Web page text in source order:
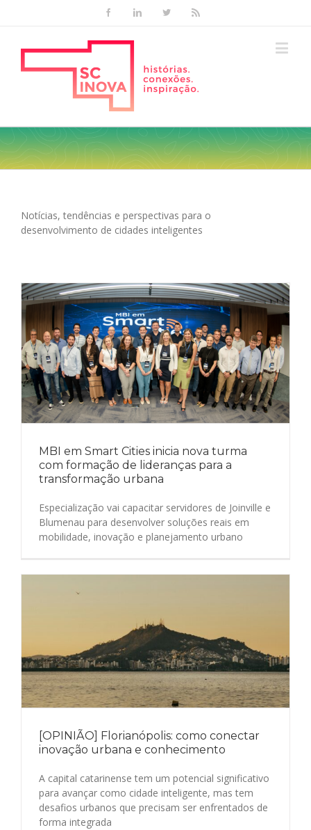
FacebookLinkedinTwitter
Notícias, tendências e perspectivas para o
desenvolvimento de cidades inteligentes
MBI em Smart Cities inicia nova turma
com formação de lideranças para a
transformação urbana
Especialização vai capacitar servidores de Joinville e
Blumenau para desenvolver soluções reais em
mobilidade, inovação e planejamento urbano
[OPINIÃO] Florianópolis: como conectar
inovação urbana e conhecimento
A capital catarinense tem um potencial significativo
para avançar como cidade inteligente, mas tem
desafios urbanos que precisam ser enfrentados de
forma integrada